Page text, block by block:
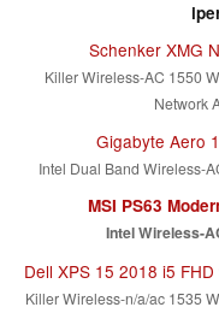
Schenker XMG
Killer Wireless-AC 1550
Network
Gigabyte Aero
Intel Dual Band Wireless-
MSI PS63
Intel Wireless-
Dell XPS 15 2018 i5 FHD
Killer Wireless-n/a/ac 1535